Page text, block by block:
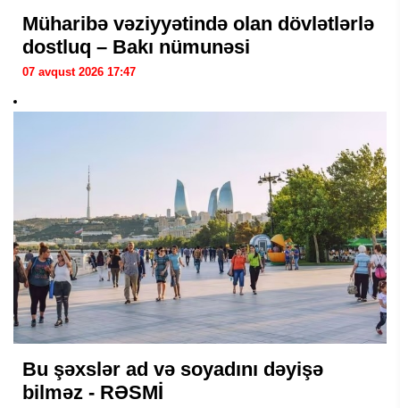
Müharibə vəziyyətində olan dövlətlərlə
dostluq – Bakı nümunəsi
07 avqust 2026 17:47
Bu şəxslər ad və soyadını dəyişə
bilməz - RƏSMİ